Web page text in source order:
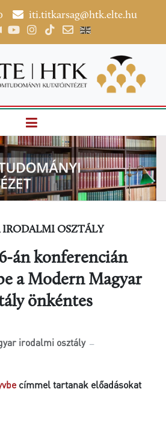
iti.titkarsag@htk.elte.hu
OSZTÁLY
án konferencián
a Modern Magyar
önkéntes
irodalmi osztály
címmel tartanak előadásokat